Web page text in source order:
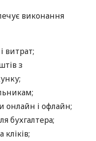
виконання
витрат;
з
онлайн і офлайн;
бухгалтера;
кліків;